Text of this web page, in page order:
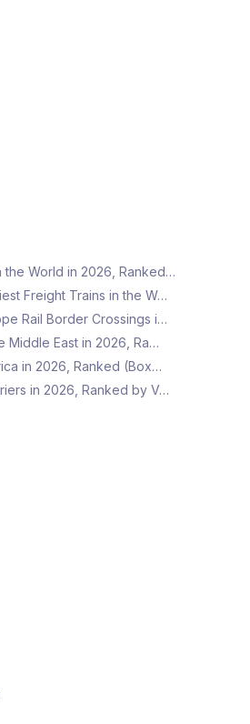
the World in 2026, Ranked…
Freight Trains in the W…
Rail Border Crossings i…
Middle East in 2026, Ra…
in 2026, Ranked (Box…
in 2026, Ranked by V…